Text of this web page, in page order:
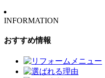
INFORMATION
おすすめ情報